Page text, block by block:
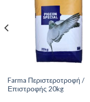
Farma Περιστεροτροφή /
Επιστροφής 20kg